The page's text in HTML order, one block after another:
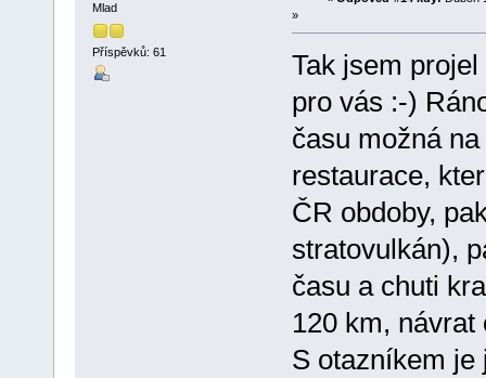
Mlad
Příspěvků: 61
»
Tak jsem
pro vás :-)
času možná
restaurace,
ČR obdoby,
stratovulkán),
času a chuti
120 km, návrat
S otazníkem je